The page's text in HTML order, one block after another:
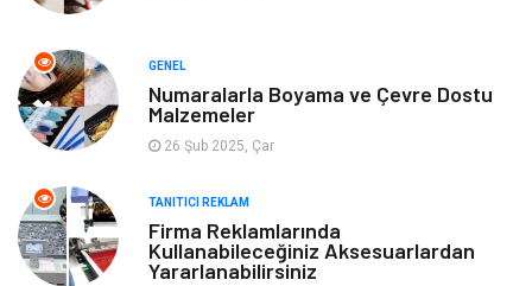
Gayrimenkul Güzellik & Bakım
Anne Çocuk
Nakliye
Cam Mobilya
GENEL
Numaralarla Boyama ve Çevre Dostu
Malzemeler
26 Şub 2025, Çar
TANITICI REKLAM
Firma Reklamlarında
Kullanabileceğiniz Aksesuarlardan
Yararlanabilirsiniz